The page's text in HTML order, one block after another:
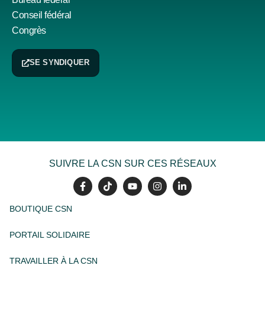
Conseil fédéral
Congrès
SE SYNDIQUER
SUIVRE LA CSN SUR CES RÉSEAUX
BOUTIQUE CSN
PORTAIL SOLIDAIRE
TRAVAILLER À LA CSN